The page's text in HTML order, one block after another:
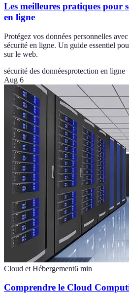
Les meilleures pratiques pour
en ligne
Protégez vos données personnelles
sécurité en ligne. Un guide essentiel
sur le web.
sécurité des donnéesprotection en ligne
Aug 6
Cloud et Hébergement6 min
Comprendre le Cloud